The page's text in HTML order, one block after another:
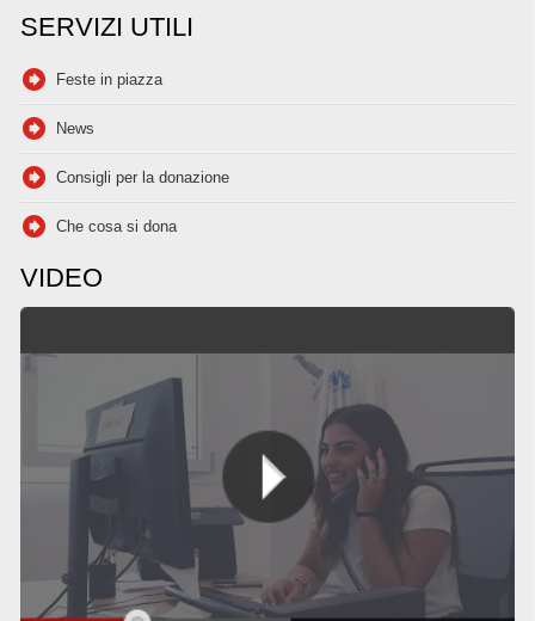
SERVIZI UTILI
Feste in piazza
News
Consigli per la donazione
Che cosa si dona
VIDEO